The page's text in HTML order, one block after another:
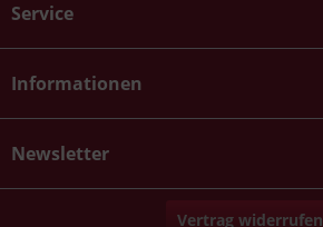
Service
Informationen
Newsletter
Vertrag widerrufen